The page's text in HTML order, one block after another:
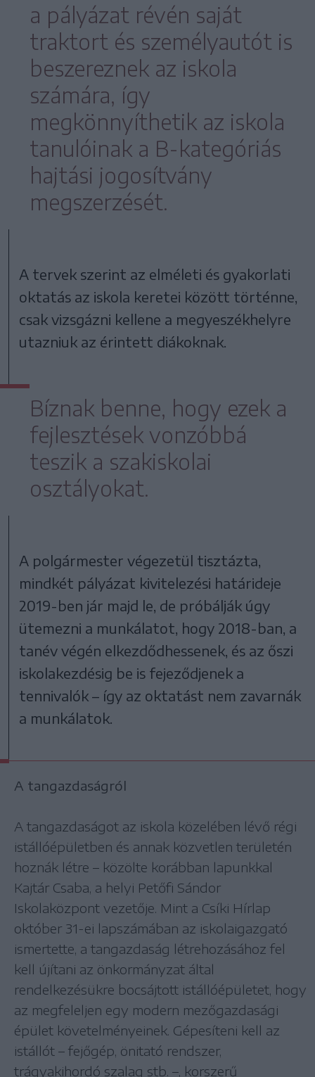
a pályázat révén saját
traktort és személyautót is
beszereznek az iskola
számára, így
megkönnyíthetik az iskola
tanulóinak a B-kategóriás
hajtási jogosítvány
megszerzését.
A tervek szerint az elméleti és gyakorlati
oktatás az iskola keretei között történne,
csak vizsgázni kellene a megyeszékhelyre
utazniuk az érintett diákoknak.
Bíznak benne, hogy ezek a
fejlesztések vonzóbbá
teszik a szakiskolai
osztályokat.
A polgármester végezetül tisztázta,
mindkét pályázat kivitelezési határideje
2019-ben jár majd le, de próbálják úgy
ütemezni a munkálatot, hogy 2018-ban, a
tanév végén elkezdődhessenek, és az őszi
iskolakezdésig be is fejeződjenek a
tennivalók – így az oktatást nem zavarnák
a munkálatok.
A tangazdaságról
A tangazdaságot az iskola közelében lévő régi
istállóépületben és annak közvetlen területén
hoznák létre – közölte korábban lapunkkal
Kajtár Csaba, a helyi Petőfi Sándor
Iskolaközpont vezetője. Mint a Csíki Hírlap
október 31-ei lapszámában az iskolaigazgató
ismertette, a tangazdaság létrehozásához fel
kell újítani az önkormányzat által
rendelkezésükre bocsájtott istállóépületet, hogy
az megfeleljen egy modern mezőgazdasági
épület követelményeinek. Gépesíteni kell az
istállót – fejőgép, önitató rendszer,
trágyakihordó szalag stb. –, korszerű